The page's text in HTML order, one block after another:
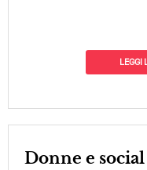
LEGGI
Donne e